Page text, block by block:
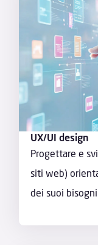
UX/UI design
Progettare e
siti web)
dei suoi bisogni